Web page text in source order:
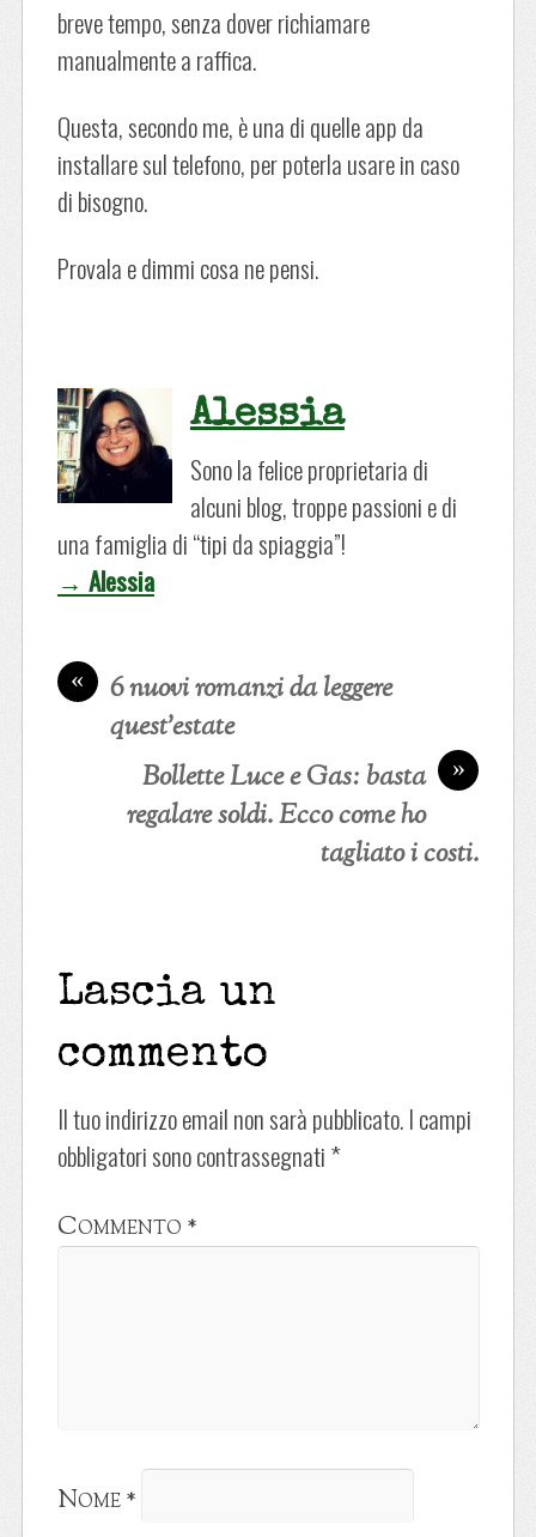
breve tempo, senza dover richiamare
manualmente a raffica.
Questa, secondo me, è una di quelle app da
installare sul telefono, per poterla usare in caso
di bisogno.
Provala e dimmi cosa ne pensi.
Alessia
Sono la felice proprietaria di
alcuni blog, troppe passioni e di
una famiglia di “tipi da spiaggia”!
→ Alessia
«
6 nuovi romanzi da leggere
quest’estate
»
Bollette Luce e Gas: basta
regalare soldi. Ecco come ho
tagliato i costi.
Lascia un
commento
Il tuo indirizzo email non sarà pubblicato.I campi
obbligatori sono contrassegnati*
Commento *
Nome*